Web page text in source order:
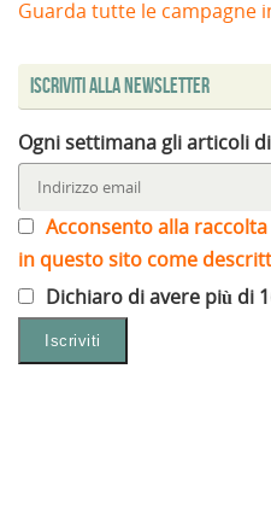
Guarda tutte le campagne
Iscriviti alla Newsletter
Ogni settimana gli articoli
Acconsento alla
in questo sito come
Dichiaro di avere più di